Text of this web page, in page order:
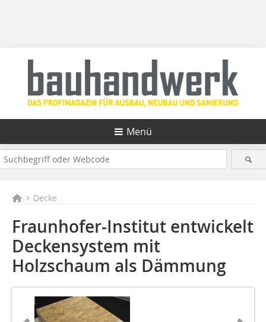
Menü
Decke
Fraunhofer-Institut entwickelt
Deckensystem mit
Holzschaum als Dämmung